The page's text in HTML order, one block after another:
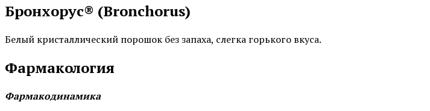
Бронхорус® (Bronchorus)
Белый кристаллический порошок без запаха, слегка горького вкуса.
Фармакология
Фармакодинамика